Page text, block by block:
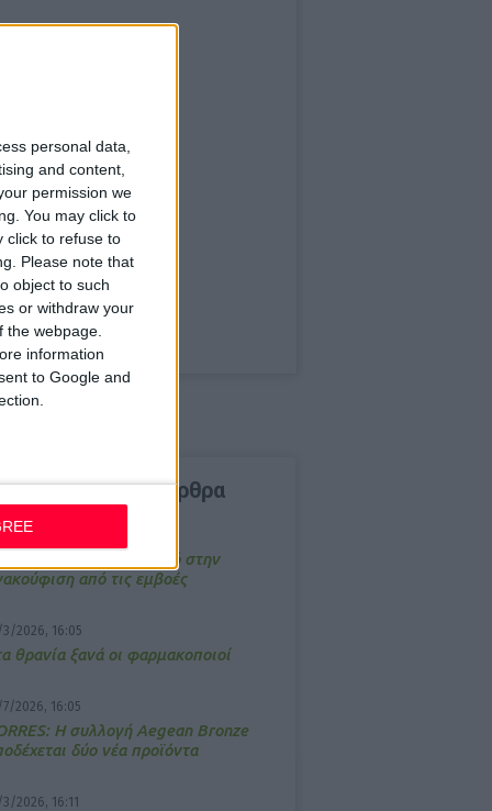
personal data,
and content,
permission we
You may click to
click to refuse to
Please note that
object to such
or withdraw your
webpage.
information
to Google and
δημοφιλέστερα άρθρα
2026, 17:25
Αποτελεσματικό στην
από τις εμβοές
3/2026, 16:05
θρανία ξανά οι φαρμακοποιοί
7/2026, 16:05
Η συλλογή Aegean Bronze
δύο νέα προϊόντα
3/2026, 16:11